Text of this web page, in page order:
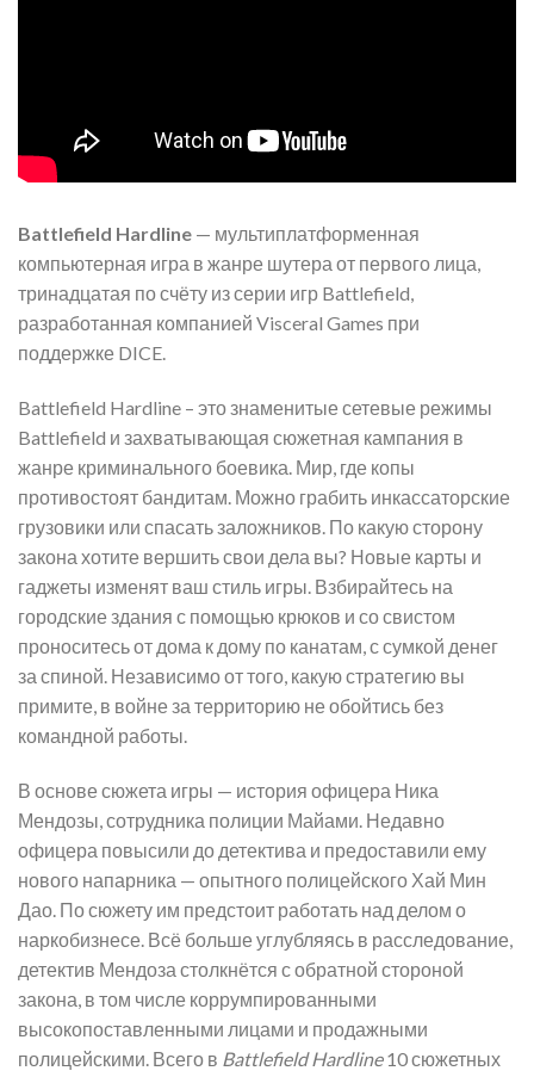
Battlefield Hardline — мультиплатформенная
компьютерная игра в жанре шутера от первого лица,
тринадцатая по счёту из серии игр Battlefield,
разработанная компанией Visceral Games при
поддержке DICE.
Battlefield Hardline – это знаменитые сетевые режимы
Battlefield и захватывающая сюжетная кампания в
жанре криминального боевика. Мир, где копы
противостоят бандитам. Можно грабить инкассаторские
грузовики или спасать заложников. По какую сторону
закона хотите вершить свои дела вы? Новые карты и
гаджеты изменят ваш стиль игры. Взбирайтесь на
городские здания с помощью крюков и со свистом
проноситесь от дома к дому по канатам, с сумкой денег
за спиной. Независимо от того, какую стратегию вы
примите, в войне за территорию не обойтись без
командной работы.
В основе сюжета игры — история офицера Ника
Мендозы, сотрудника полиции Майами. Недавно
офицера повысили до детектива и предоставили ему
нового напарника — опытного полицейского Хай Мин
Дао. По сюжету им предстоит работать над делом о
наркобизнесе. Всё больше углубляясь в расследование,
детектив Мендоза столкнётся с обратной стороной
закона, в том числе коррумпированными
высокопоставленными лицами и продажными
полицейскими. Всего в Battlefield Hardline10 сюжетных